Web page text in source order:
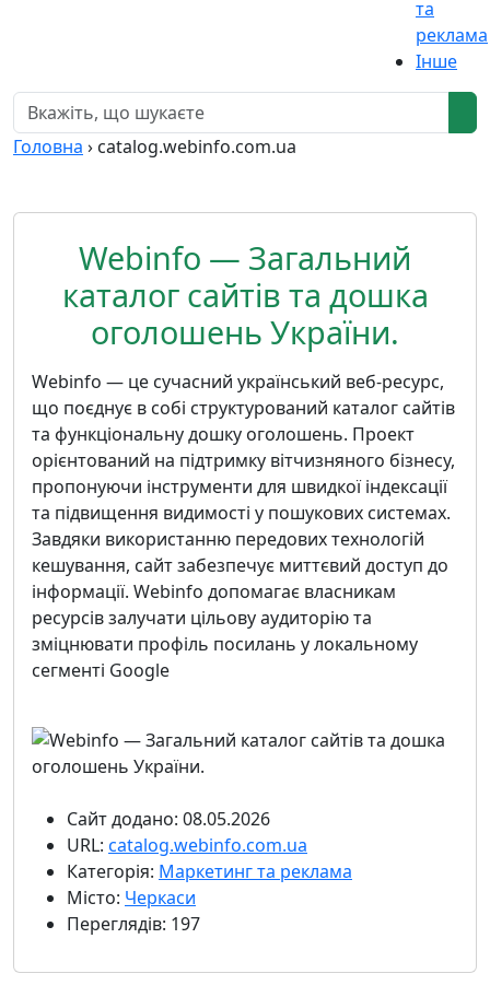
та
реклама
Інше
Головна › catalog.webinfo.com.ua
Webinfo — Загальний
каталог сайтів та дошка
оголошень України.
Webinfo — це сучасний український веб-ресурс,
що поєднує в собі структурований каталог сайтів
та функціональну дошку оголошень. Проект
орієнтований на підтримку вітчизняного бізнесу,
пропонуючи інструменти для швидкої індексації
та підвищення видимості у пошукових системах.
Завдяки використанню передових технологій
кешування, сайт забезпечує миттєвий доступ до
інформації. Webinfo допомагає власникам
ресурсів залучати цільову аудиторію та
зміцнювати профіль посилань у локальному
сегменті Google
Сайт додано: 08.05.2026
URL: catalog.webinfo.com.ua
Категорія: Маркетинг та реклама
Місто: Черкаси
Переглядів: 197